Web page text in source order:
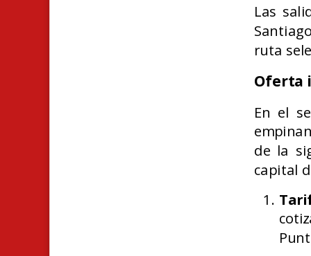
Las
ruta
Oferta
En el
de la
capital